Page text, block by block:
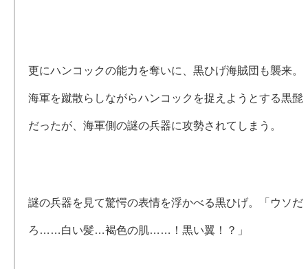
更にハンコックの能力を奪いに、黒ひげ海賊団も襲来。
海軍を蹴散らしながらハンコックを捉えようとする黒髭
だったが、海軍側の謎の兵器に攻勢されてしまう。
謎の兵器を見て驚愕の表情を浮かべる黒ひげ。「ウソだ
ろ……白い髪…褐色の肌……！黒い翼！？」